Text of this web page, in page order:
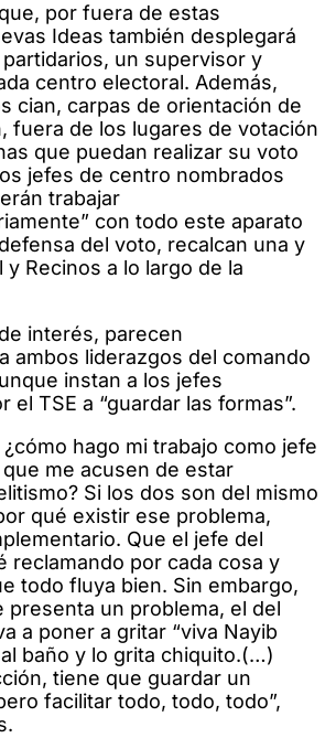
por fuera de estas
Ideas también desplegará
un supervisor y
centro electoral. Además,
cian, carpas de orientación de
fuera de los lugares de votación
que puedan realizar su voto
jefes de centro nombrados
trabajar
con todo este aparato
del voto, recalcan una y
y Recinos a lo largo de la
interés, parecen
ambos liderazgos del comando
instan a los jefes
el TSE a “guardar las formas”.
¿cómo hago mi trabajo como jefe
me acusen de estar
Si los dos son del mismo
qué existir ese problema,
Que el jefe del
reclamando por cada cosa y
todo fluya bien. Sin embargo,
presenta un problema, el del
a poner a gritar “viva Nayib
al baño y lo grita chiquito.(…)
tiene que guardar un
facilitar todo, todo, todo”,